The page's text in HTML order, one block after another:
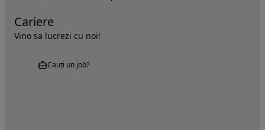
Cariere
Vino sa lucrezi cu noi!
Cauți un job?